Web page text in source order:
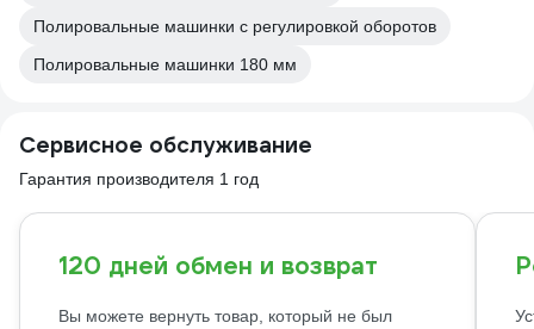
Полировальные машинки с регулировкой оборотов
Полировальные машинки 180 мм
Сервисное обслуживание
Гарантия производителя 1 год
120 дней обмен и возврат
Вы можете вернуть товар, который не был